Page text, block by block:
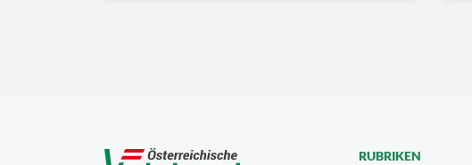
RUBRIKEN